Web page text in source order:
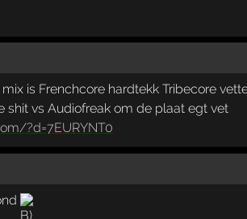
is Frenchcore hardtekk Tribecore
shit vs Audiofreak om de plaat egt vet
?d=7EURYNT0